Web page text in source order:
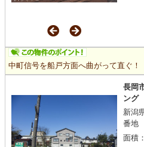
中町信号を船戸方面へ曲がって直ぐ！
長岡
ング
新潟
番地
面積：